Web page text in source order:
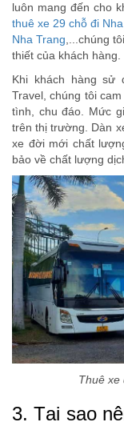
luôn mang đến cho
thuê xe 29 chỗ đi
Nha Trang ,...chúng
thiết của khách hàng.
Khi khách hàng sử
Travel, chúng tôi
tình, chu đáo. Mức
trên thị trường. Dàn
xe đời mới chất
bảo về chất lượng
Thuê xe
3. Tại sao